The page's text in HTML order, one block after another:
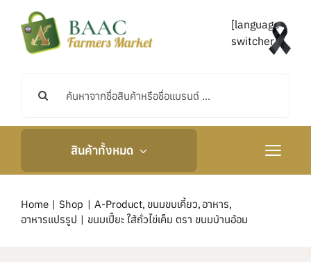
content
[language-
switcher]
สินค้าทั้งหมด
Toggle
Home Shop A-Product ขนมขบเคี้ยว อาหาร
อาหารแปรรูป
ขนมเปี๊ยะ ใส้ถั่วไข่เค็ม ตรา ขนมบ้านอ้อม